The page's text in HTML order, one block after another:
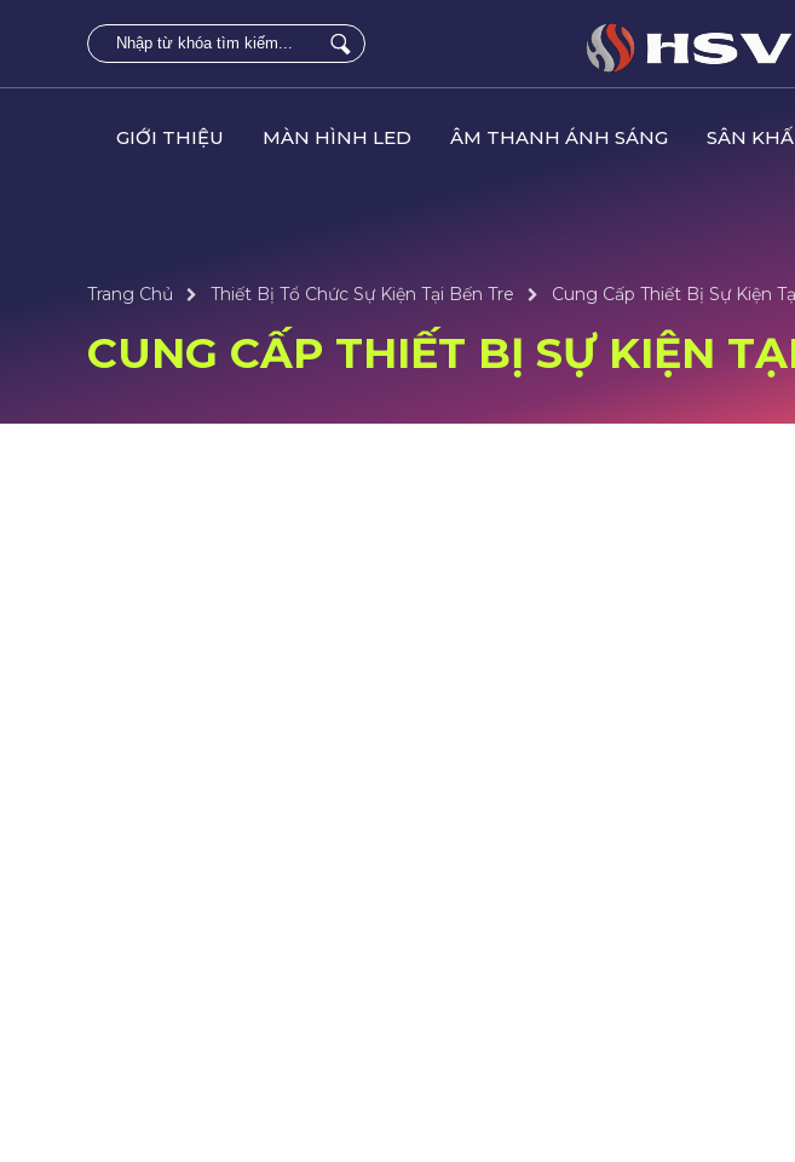
GIỚI THIỆU MÀN HÌNH LED ÂM THANH ÁNH SÁNG SÂN
Trang Chủ Thiết Bị Tổ Chức Sự Kiện Tại Bến Tre Cung Cấp Thiết Bị Sự Kiện
CUNG CẤP THIẾT BỊ SỰ KIỆN